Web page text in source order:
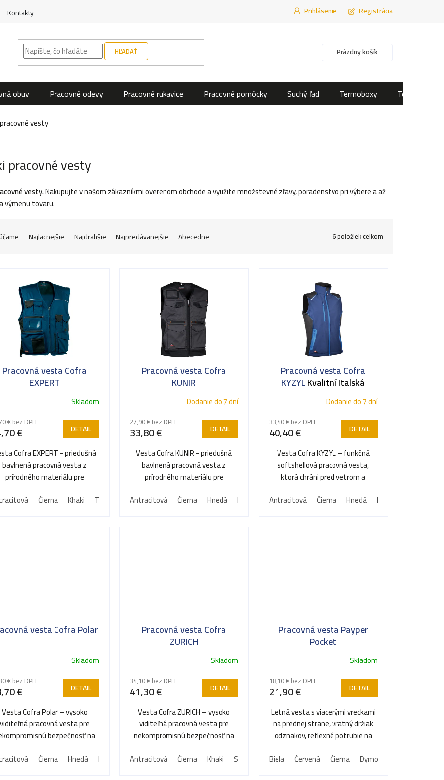
Kontakty Prihlásenie Registrácia
HĽADAŤ Nákupný košík
Prázdny košík
obuv Pracovné odevy Pracovné rukavice Pracovné pomôcky Suchý ľad Termoboxy Termotašky
vesty
pracovné vesty
vesty.Nakupujte v našom zákazníkmi overenom obchode a využite množstevné zľavy, poradenstvo pri výbere a až
výmenu tovaru.
Najlacnejšie Najdrahšie Najpredávanejšie Abecedne 6položiek celkom
Pracovná vesta Cofra
EXPERT
Skladom
€ bez DPH
€ DETAIL
Cofra EXPERT - priedušná
bavlnená pracovná vesta z
prírodného materiálu pre
pohybu.
Čierna Khaki Tmavo modrá hnedá zemitá
Pracovná vesta Cofra
KUNIR
Dodanie do 7 dní
27,90 € bez DPH
33,80 € DETAIL
Vesta Cofra KUNIR - priedušná
bavlnená pracovná vesta z
prírodného materiálu pre
pohybu.
Antracitová Čierna Hnedá Khaki Modrá Námornícka modrá
Pracovná vesta Cofra
KYZYLKvalitní Italská
pracovní vestaDodanie do 7 dní
33,40 € bez DPH
40,40 € DETAIL
Vesta Cofra KYZYL – funkčná
softshellová pracovná vesta,
ktorá chráni pred vetrom a
Antracitová Čierna Hnedá Kráľovská modrá
vesta Cofra Polar
Skladom
€ bez DPH
€ DETAIL
Vesta Cofra Polar – vysoko
viditeľná pracovná vesta pre
bezpečnosť na
Čierna Hnedá Khaki Modrá Šedá
Pracovná vesta Cofra
ZURICH
Skladom
34,10 € bez DPH
41,30 € DETAIL
Vesta Cofra ZURICH – vysoko
viditeľná pracovná vesta pre
nekompromisnú bezpečnosť na
Antracitová Čierna Khaki Svetlo modrá Tmavo modrá hnedá zemitá
Pracovná vesta Payper
Pocket
Skladom
18,10 € bez DPH
21,90 € DETAIL
Letná vesta s viacerými vreckami
na prednej strane, vratný držiak
odznakov, reflexné potrubie na
Biela Červená Čierna Dymová